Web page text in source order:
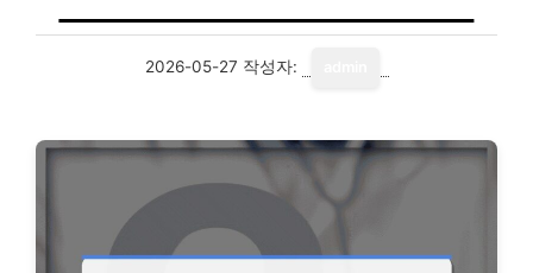
2026-05-27 작성자: